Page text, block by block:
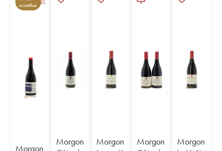
erstattbar
Morgon
Morgon
Morgon
Morgon
Morgon